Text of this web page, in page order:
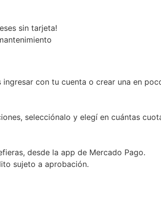
sin tarjeta!
ingresar con tu cuenta o crear una en
selecciónalo y elegí en cuántas
desde la app de Mercado Pago.
sujeto a aprobación.